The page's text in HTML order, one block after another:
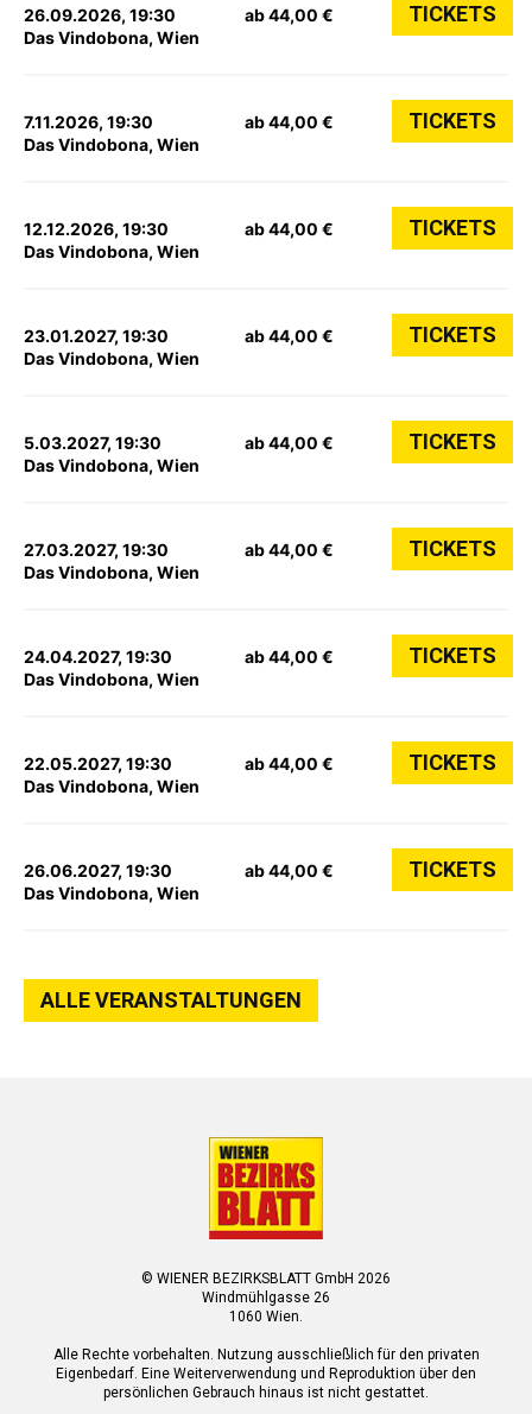
26.09.2026, 19:30
Das Vindobona, Wien
ab 44,00 € TICKETS
7.11.2026, 19:30
Das Vindobona, Wien
ab 44,00 € TICKETS
12.12.2026, 19:30
Das Vindobona, Wien
ab 44,00 € TICKETS
23.01.2027, 19:30
Das Vindobona, Wien
ab 44,00 € TICKETS
5.03.2027, 19:30
Das Vindobona, Wien
ab 44,00 € TICKETS
27.03.2027, 19:30
Das Vindobona, Wien
ab 44,00 € TICKETS
24.04.2027, 19:30
Das Vindobona, Wien
ab 44,00 € TICKETS
22.05.2027, 19:30
Das Vindobona, Wien
ab 44,00 € TICKETS
26.06.2027, 19:30
Das Vindobona, Wien
ab 44,00 € TICKETS
ALLE VERANSTALTUNGEN
© WIENER BEZIRKSBLATT GmbH 2026
Windmühlgasse 26
1060 Wien.
Alle Rechte vorbehalten. Nutzung ausschließlich für den privaten
Eigenbedarf. Eine Weiterverwendung und Reproduktion über den
persönlichen Gebrauch hinaus ist nicht gestattet.